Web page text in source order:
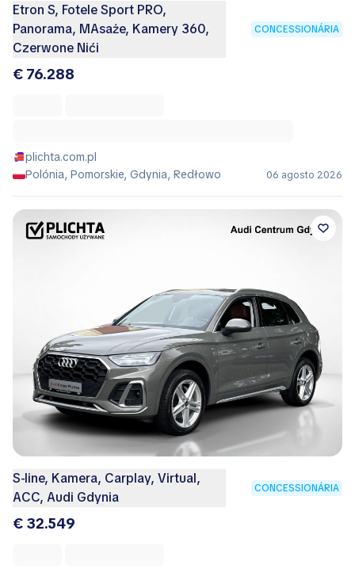
Etron S, Fotele Sport PRO,
Panorama, MAsaże, Kamery 360,
Czerwone Nići
CONCESSIONÁRIA
€ 76.288
plichta.com.pl
Polónia, Pomorskie, Gdynia, Redłowo
06 agosto 2026
S-line, Kamera, Carplay, Virtual,
ACC, Audi Gdynia
CONCESSIONÁRIA
€ 32.549